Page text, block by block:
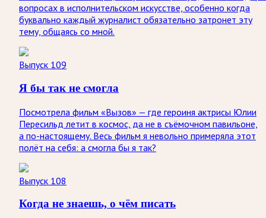
вопросах в исполнительском искусстве, особенно когда
буквально каждый журналист обязательно затронет эту
тему, общаясь со мной.
Выпуск 109
Я бы так не смогла
Посмотрела фильм «Вызов» — где героиня актрисы Юлии
Пересильд летит в космос, да не в съёмочном павильоне,
а по-настоящему. Весь фильм я невольно примеряла этот
полёт на себя: а смогла бы я так?
Выпуск 108
Когда не знаешь, о чём писать